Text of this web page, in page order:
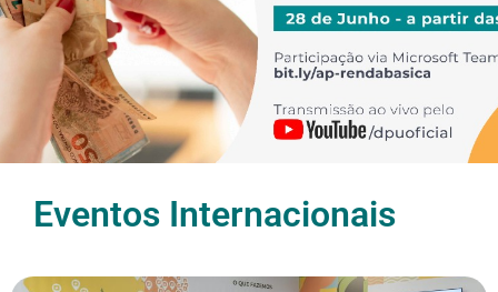
Eventos Internacionais